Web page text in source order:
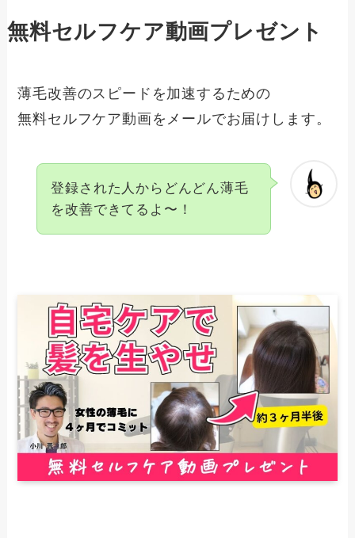
無料セルフケア動画プレゼント
薄毛改善のスピードを加速するための
無料セルフケア動画をメールでお届けします。
登録された人からどんどん薄毛
を改善できてるよ〜！